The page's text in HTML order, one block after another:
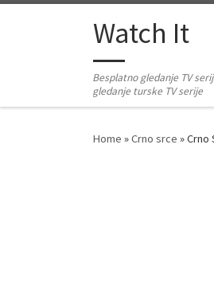
Skip to contentWatch It
Besplatno gledanje TV
gledanje turske TV serije
Home »Crno srce »Crno